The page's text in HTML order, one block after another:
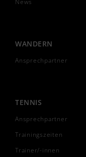
News
WANDERN
Ansprechpartner
TENNIS
Ansprechpartner
Trainingszeiten
Trainer/-innen